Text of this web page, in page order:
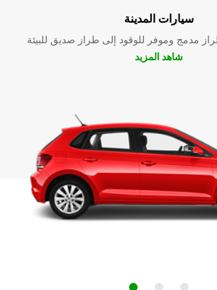
سيارات المدينة
مدمج وموفر للوقود إلى طراز صديق للبيئة
شاهد المزيد